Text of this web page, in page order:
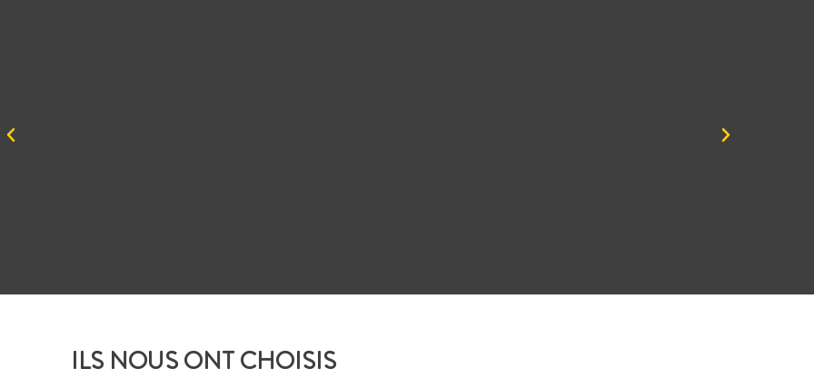
ILS NOUS ONT CHOISIS